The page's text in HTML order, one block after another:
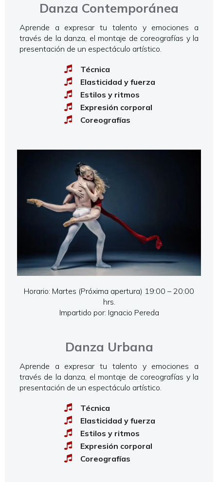
Horario: Martes (Próxima apertura) 19:00 – 20:00
hrs.
Impartido por: Ignacio Pereda
Danza Contemporánea
Aprende a expresar tu talento y emociones a
través de la danza, el montaje de coreografías y la
presentación de un espectáculo artístico.
Técnica
Elasticidad y fuerza
Estilos y ritmos
Expresión corporal
Coreografías
Danza Urbana
Aprende a expresar tu talento y emociones a
través de la danza, el montaje de coreografías y la
presentación de un espectáculo artístico.
Técnica
Elasticidad y fuerza
Estilos y ritmos
Expresión corporal
Coreografías